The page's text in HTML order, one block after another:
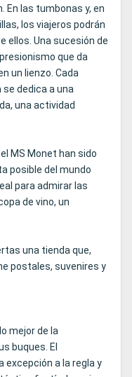
En las tumbonas y, en
los viajeros podrán
ellos. Una sucesión de
que da
un lienzo. Cada
dedica a una
una actividad
MS Monet han sido
posible del mundo
para admirar las
de vino, un
una tienda que,
postales, suvenires y
mejor de la
buques. El
excepción a la regla y